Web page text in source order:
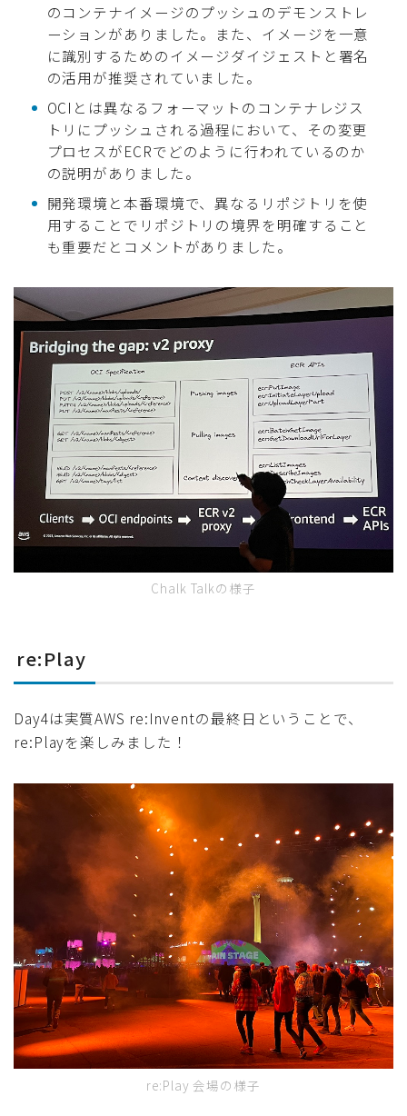
のコンテナイメージのプッシュのデモンストレ
ーションがありました。また、イメージを一意
に識別するためのイメージダイジェストと署名
の活用が推奨されていました。
OCIとは異なるフォーマットのコンテナレジス
トリにプッシュされる過程において、その変更
プロセスがECRでどのように行われているのか
の説明がありました。
開発環境と本番環境で、異なるリポジトリを使
用することでリポジトリの境界を明確すること
も重要だとコメントがありました。
Chalk Talkの様子
re:Play
Day4は実質AWS re:Inventの最終日ということで、
re:Playを楽しみました！
re:Play 会場の様子